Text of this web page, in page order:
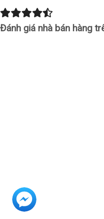
xuất
hóa
đơn
qua
Zalo
Đánh giá nhà bán hàng